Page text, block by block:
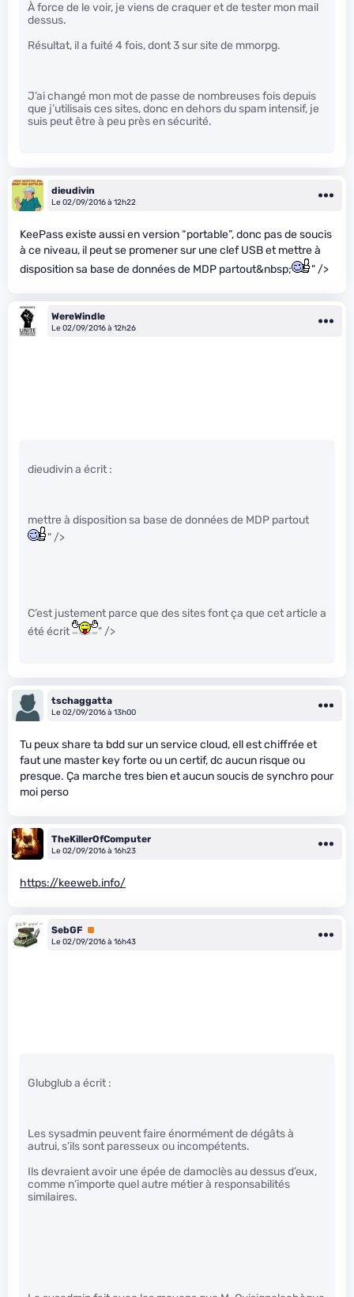
À force de le voir, je viens de craquer et de tester mon mail
dessus.
Résultat, il a fuité 4 fois, dont 3 sur site de mmorpg.
J’ai changé mon mot de passe de nombreuses fois depuis
que j’utilisais ces sites, donc en dehors du spam intensif, je
suis peut être à peu près en sécurité.
dieudivin
Le 02/09/2016 à 12h22
KeePass existe aussi en version “portable”, donc pas de soucis
à ce niveau, il peut se promener sur une clef USB et mettre à
disposition sa base de données de MDP partout&nbsp;
" />
WereWindle
Le 02/09/2016 à 12h26
dieudivin a écrit :
mettre à disposition sa base de données de MDP partout
" />
C’est justement parce que des sites font ça que cet article a
été écrit
" />
tschaggatta
Le 02/09/2016 à 13h00
Tu peux share ta bdd sur un service cloud, ell est chiffrée et
faut une master key forte ou un certif, dc aucun risque ou
presque. Ça marche tres bien et aucun soucis de synchro pour
moi perso
TheKillerOfComputer
Le 02/09/2016 à 16h23
https://keeweb.info/
SebGF Premium
Le 02/09/2016 à 16h43
Glubglub a écrit :
Les sysadmin peuvent faire énormément de dégâts à
autrui, s’ils sont paresseux ou incompétents.
Ils devraient avoir une épée de damoclès au dessus d’eux,
comme n’importe quel autre métier à responsabilités
similaires.